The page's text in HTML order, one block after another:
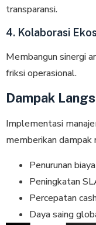
transparansi.
4. Kolaborasi
Membangun sinergi
friksi operasional.
Dampak
Implementasi
memberikan dampak
Penurunan
Peningkatan
Percepatan
Daya saing